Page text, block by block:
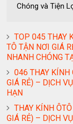
Chóng và Tiện
TOP 045 THAY
TÔ TẬN NƠI GIÁ
NHANH CHÓNG
046 THAY KÍNH
GIÁ RẺ) – DỊCH
HẠN
THAY KÍNH
GIÁ RẺ) – DỊCH